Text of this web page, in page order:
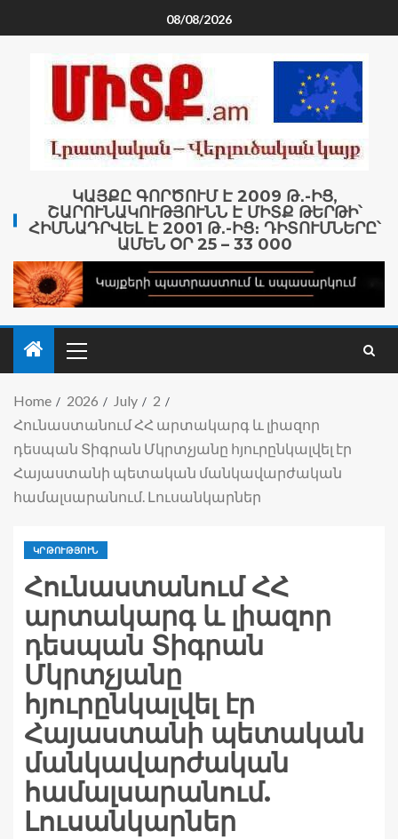
08/08/2026
ԿԱՅՔԸ ԳՈՐԾՈՒՄ Է 2009 Թ․-ԻՑ,
ՇԱՐՈՒՆԱԿՈՒԹՅՈՒՆՆ Է ՄԻՏՔ ԹԵՐԹԻ՝
ՀԻՄՆԱԴՐՎԵԼ Է 2001 Թ․-ԻՑ։ ԴԻՏՈՒՄՆԵՐԸ՝
ԱՄԵՆ ՕՐ 25 – 33 000
Home 2026 July
2
Հունաստանում ՀՀ արտակարգ և լիազոր
դեսպան Տիգրան Մկրտչյանը հյուրընկալվել էր
Հայաստանի պետական մանկավարժական
համալսարանում. Լուսանկարներ
ԿՐԹՈՒԹՅՈՒՆ
Հունաստանում ՀՀ
արտակարգ և լիազոր
դեսպան Տիգրան
Մկրտչյանը
հյուրընկալվել էր
Հայաստանի պետական
մանկավարժական
համալսարանում.
Լուսանկարներ